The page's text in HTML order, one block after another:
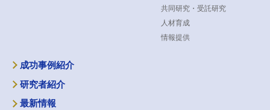
共同研究・受託研究
人材育成
情報提供
成功事例紹介
研究者紹介
最新情報